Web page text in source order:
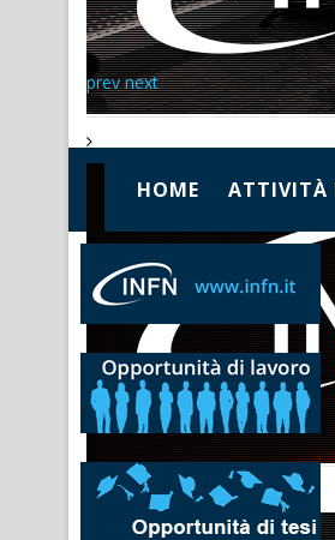
prev next
HOME ATTIVITÀ